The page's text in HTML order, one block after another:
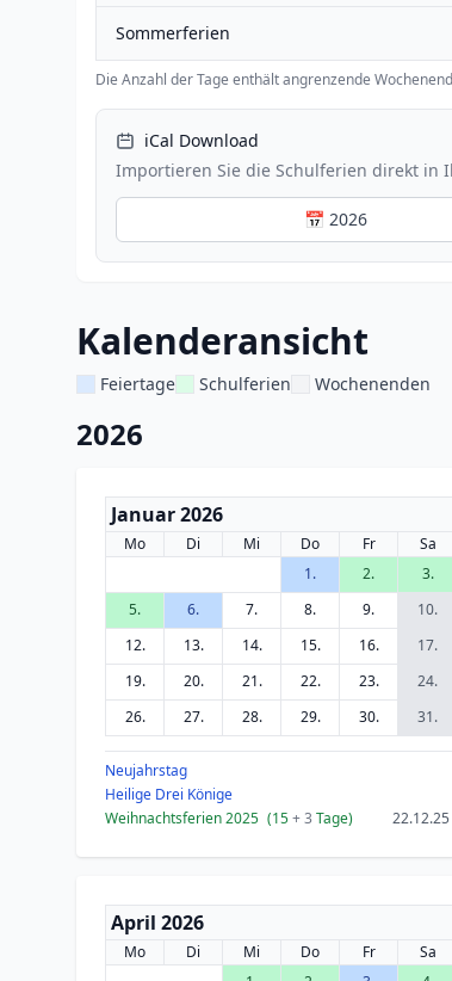
Sommerferien
Die Anzahl der Tage enthält angrenzende
iCal Download
Importieren Sie die Schulferien direkt in
📅 2026
Kalenderansicht
Feiertage Schulferien Wochenenden
2026
Januar 2026
Mo Di Mi Do Fr Sa
1.
2. 3.
5.
6. 7. 8. 9. 10.
12.
13. 14. 15. 16. 17.
19.
20. 21. 22. 23. 24.
26.
27. 28. 29. 30. 31.
Neujahrstag
Heilige Drei Könige
Weihnachtsferien 2025 (15+ 3 Tage)
April 2026
Mo Di Mi Do Fr Sa